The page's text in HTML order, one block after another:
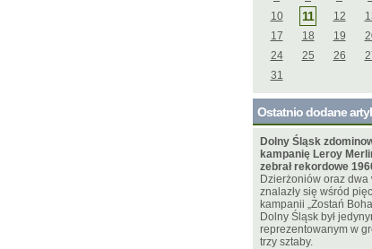
10
11 12
17
18 19
24
25 26
31
Ostatnio dodane
Dolny Śląsk
kampanię Leroy
zebrał rekordowe
Dzierżoniów oraz dwa
znalazły się wśród
kampanii „Zostań
Dolny Śląsk był
reprezentowanym w
trzy sztaby.